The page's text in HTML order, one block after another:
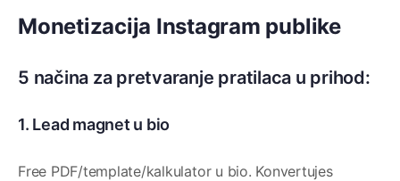
Monetizacija Instagram publike
5 načina za pretvaranje pratilaca u prihod:
1. Lead magnet u bio
Free PDF/template/kalkulator u bio. Konvertujes